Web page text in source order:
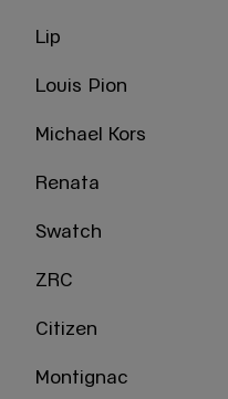
Lip
Louis Pion
Michael Kors
Renata
Swatch
ZRC
Citizen
Montignac